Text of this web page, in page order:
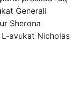
Ġenerali
Sherona
avukat Nicholas